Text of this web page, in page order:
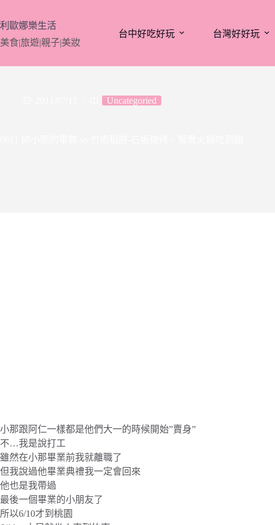
至
主
要
利歐娜樂生活
美食|旅遊|親子|美妝
台中好吃好玩 台灣好好玩
Uncategoried
小那跟阿仁一樣都是他們大一的時候開始”賣身”
不…我是說打工
雖然在小那畢業前我就離職了
但我說過他畢業典禮我一定會回來
他也是我帶過
最後一個畢業的小朋友了
所以6/10才到桃園